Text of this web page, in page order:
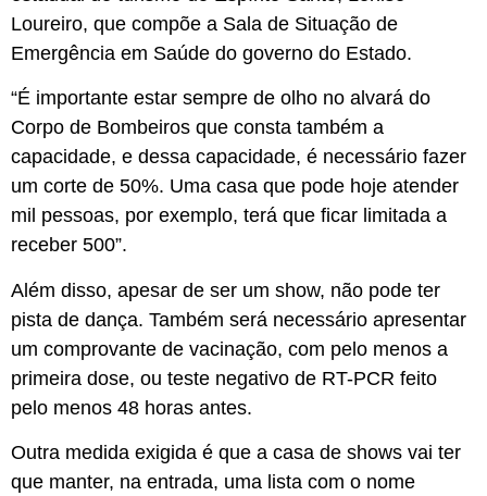
Loureiro, que compõe a Sala de Situação de
Emergência em Saúde do governo do Estado.
“É importante estar sempre de olho no alvará do
Corpo de Bombeiros que consta também a
capacidade, e dessa capacidade, é necessário fazer
um corte de 50%. Uma casa que pode hoje atender
mil pessoas, por exemplo, terá que ficar limitada a
receber 500”.
Além disso, apesar de ser um show, não pode ter
pista de dança. Também será necessário apresentar
um comprovante de vacinação, com pelo menos a
primeira dose, ou teste negativo de RT-PCR feito
pelo menos 48 horas antes.
Outra medida exigida é que a casa de shows vai ter
que manter, na entrada, uma lista com o nome